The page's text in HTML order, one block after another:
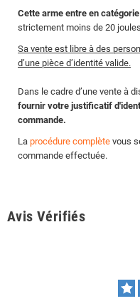
Cette arme entre en catégorie
strictement moins de 20
Sa vente est libre à des
d’une pièce d’identité valide.
Dans le cadre d’une vente à
fournir votre justificatif
commande.
La procédure complète vous
commande effectuée.
Avis Vérifiés